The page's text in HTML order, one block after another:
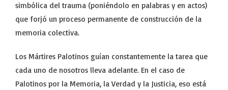
simbólica del trauma (poniéndolo en palabras y en actos)
que forjó un proceso permanente de construcción de la
memoria colectiva.
Los Mártires Palotinos guían constantemente la tarea que
cada uno de nosotros lleva adelante. En el caso de
Palotinos por la Memoria, la Verdad y la Justicia, eso está